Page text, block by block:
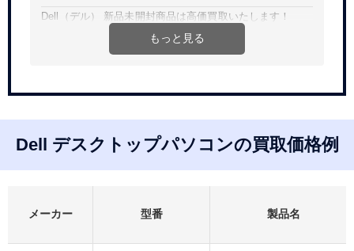
Dell（デル） 新品未開封商品は高価買取いたします！
Web、お電話にて簡単見積り。買取査定無料、宅配買取は
もっと見る
Dell デスクトップパソコンの買取価格例
メーカー 型番 製品名